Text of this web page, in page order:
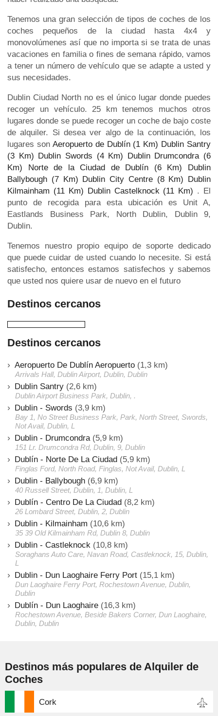
Tenemos una gran selección de tipos de coches de los
coches pequeños de la ciudad hasta 4x4 y
monovolúmenes así que no importa si se trata de unas
vacaciones en familia o fines de semana rápido, vamos
a tener un número de vehículo que se adapte a usted y
sus necesidades.
Dublin Ciudad North no es el único lugar donde puedes
recoger un vehículo. 25 km tenemos muchos otros
lugares donde se puede recoger un coche de bajo coste
de alquiler. Si desea ver algo de la continuación, los
lugares son Aeropuerto de Dublín (1 Km) Dublin Santry
(3 Km) Dublin Swords (4 Km) Dublin Drumcondra (6
Km)
Norte de la Ciudad de Dublín (6 Km)
Dublin
Ballybough (7 Km) Dublin City Centre (8 Km) Dublin
Kilmainham (11 Km) Dublin Castelknock (11 Km) . El
punto de recogida para esta ubicación es Unit A,
Eastlands Business Park, North Dublin, Dublin 9,
Dublin.
Tenemos nuestro propio equipo de soporte dedicado
que puede cuidar de usted cuando lo necesite. Si está
satisfecho, entonces estamos satisfechos y sabemos
que usted nos quiere usar de nuevo en el futuro
Destinos cercanos
Destinos cercanos
Aeropuerto De Dublín Aeropuerto (1,3 km)
Arrivals Hall, Dublin Airport, Dublin, Dublin
Dublin Santry (2,6 km)
Dublin Airport Business Park, Dublin, .
Dublin - Swords (3,9 km)
Bay 1, No Street Business Park, Park, North Street, Swords,
Not Avail, Dublin, L
Dublin - Drumcondra (5,9 km)
151 Lr. Drumcondra Rd, Dublin, 9, Dublin
Dublín - Norte De La Ciudad (5,9 km)
Finglas Ford, North Road, Finglas, Not Avail, Dublin, L
Dublin - Ballybough (6,9 km)
40 Russell Street, Dublin, 1, Dublin, L
Dublín - Centro De La Ciudad (8,2 km)
26 Lombard Street, Dublin, 2, Dublin
Dublin - Kilmainham (10,6 km)
35 39 Old Kilmainham Rd, Dublin 8, Dublin
Dublin - Castleknock (10,8 km)
Soraghans Auto Care, Navan Road, Castleknock, 15, Dublin,
L
Dublin - Dun Laoghaire Ferry Port (15,1 km)
Dun Laoghaire Ferry Port, Rochestown Avenue, Dublin,
Dublin
Dublín - Dun Laoghaire (16,3 km)
Rochestown Avenue, Beside Bakers Corner, Dun Laoghaire,
Dublin, Dublin
Destinos más populares de Alquiler de
Coches
Cork